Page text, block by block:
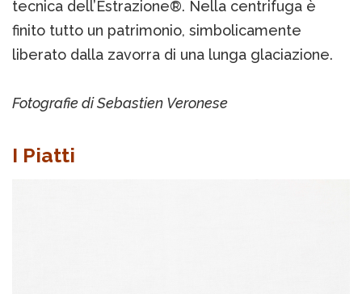
tecnica dell’Estrazione®. Nella centrifuga è
finito tutto un patrimonio, simbolicamente
liberato dalla zavorra di una lunga glaciazione.
Fotografie di Sebastien Veronese
I Piatti